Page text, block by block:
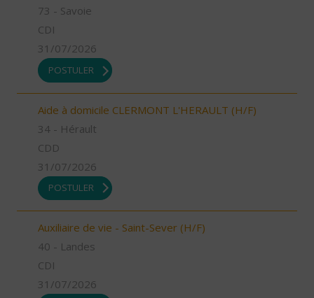
73 - Savoie
CDI
31/07/2026
POSTULER
Aide à domicile CLERMONT L'HERAULT (H/F)
34 - Hérault
CDD
31/07/2026
POSTULER
Auxiliaire de vie - Saint-Sever (H/F)
40 - Landes
CDI
31/07/2026